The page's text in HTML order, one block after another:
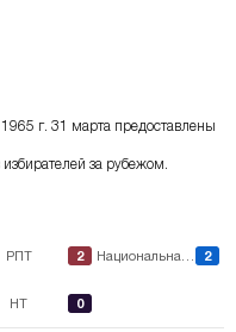
г. 31 марта предоставлены
за рубежом.
РПТ 2 2
НТ 0